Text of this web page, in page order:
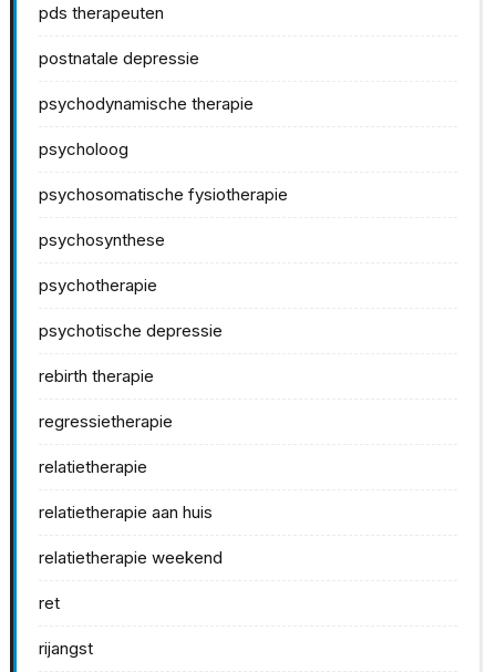
pds therapeuten
postnatale depressie
psychodynamische therapie
psycholoog
psychosomatische fysiotherapie
psychosynthese
psychotherapie
psychotische depressie
rebirth therapie
regressietherapie
relatietherapie
relatietherapie aan huis
relatietherapie weekend
ret
rijangst